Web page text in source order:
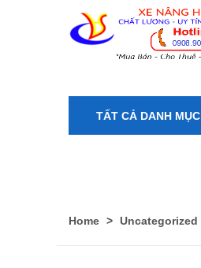
TẤT CẢ DANH MỤC
Home Uncategorized